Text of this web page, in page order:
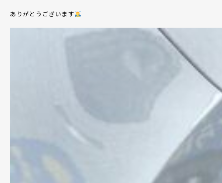
ありがとうございます